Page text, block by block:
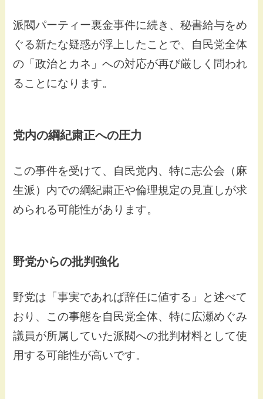
派閥パーティー裏金事件に続き、秘書給与をめ
ぐる新たな疑惑が浮上したことで、自民党全体
の「政治とカネ」への対応が再び厳しく問われ
ることになります。
党内の綱紀粛正への圧力
この事件を受けて、自民党内、特に志公会（麻
生派）内での綱紀粛正や倫理規定の見直しが求
められる可能性があります。
野党からの批判強化
野党は「事実であれば辞任に値する」と述べて
おり、この事態を自民党全体、特に広瀬めぐみ
議員が所属していた派閥への批判材料として使
用する可能性が高いです。